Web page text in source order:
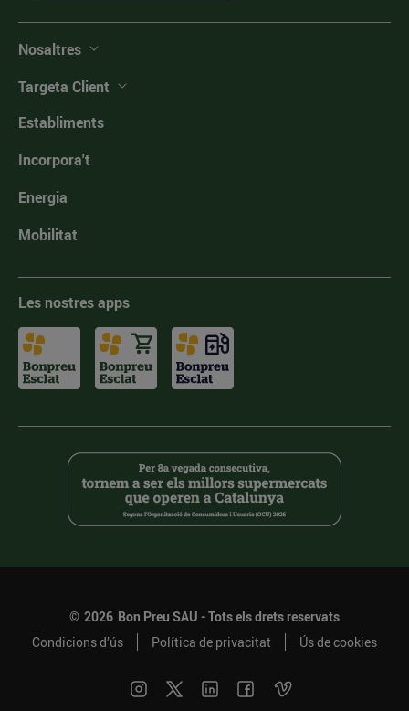
Nosaltres
Targeta Client
Establiments
Incorpora't
Energia
Mobilitat
Les nostres apps
© 2026 Bon Preu SAU - Tots els drets reservats
Condicions d’ús
Política de privacitat Ús de cookies